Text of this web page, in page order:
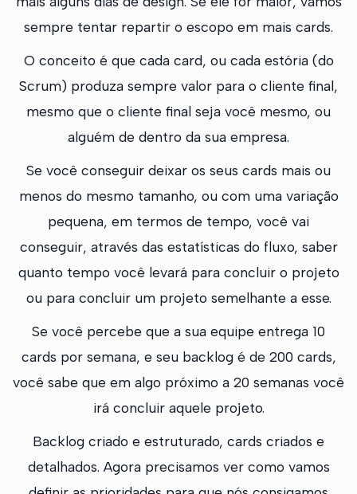
sempre tentar repartir o escopo em mais cards.
O conceito é que cada card, ou cada estória (do
Scrum) produza sempre valor para o cliente final,
mesmo que o cliente final seja você mesmo, ou
alguém de dentro da sua empresa.
Se você conseguir deixar os seus cards mais ou
menos do mesmo tamanho, ou com uma variação
pequena, em termos de tempo, você vai
conseguir, através das estatísticas do fluxo, saber
quanto tempo você levará para concluir o projeto
ou para concluir um projeto semelhante a esse.
Se você percebe que a sua equipe entrega 10
cards por semana, e seu backlog é de 200 cards,
você sabe que em algo próximo a 20 semanas você
irá concluir aquele projeto.
Backlog criado e estruturado, cards criados e
detalhados. Agora precisamos ver como vamos